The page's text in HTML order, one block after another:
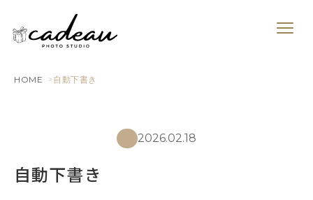
HOME 自動下書き
2026.02.18
自動下書き